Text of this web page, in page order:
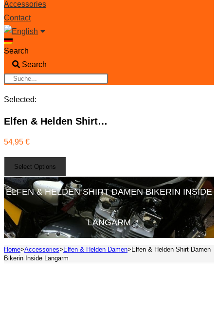
Accessories
Contact
Search
Search
Selected:
Elfen & Helden Shirt…
54,95 €
Select Options
ELFEN & HELDEN SHIRT DAMEN BIKERIN INSIDE
LANGARM
Home>Accessories> Elfen & Helden Damen> Elfen & Helden Shirt Damen
Bikerin Inside Langarm